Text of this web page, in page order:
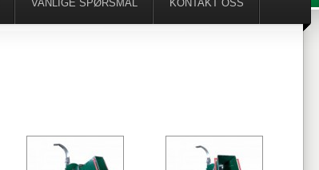
VANLIGE SPØRSMÅL KONTAKT OSS